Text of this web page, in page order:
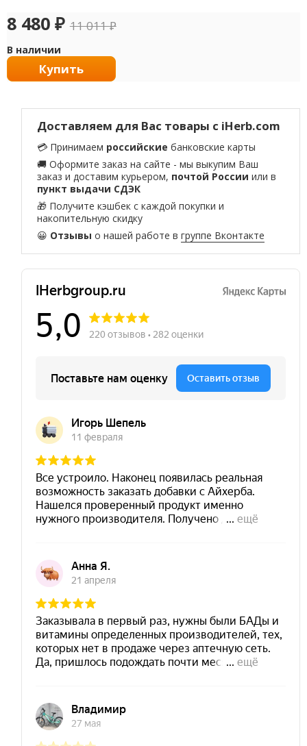
8 480 ₽ 11 011₽
В наличии
Купить
Доставляем для Вас товары с iHerb.com
💳 Принимаем российские банковские карты
🚚 Оформите заказ на сайте - мы выкупим Ваш
заказ и доставим курьером, почтой России или в
пункт выдачи СДЭК
🎁 Получите кэшбек с каждой покупки и
накопительную скидку
😀 Отзывы о нашей работе вгруппе Вконтакте